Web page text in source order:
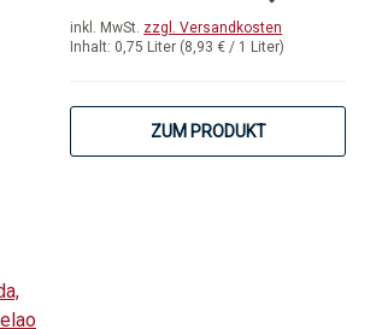
Inhalt: 0,75 Liter (8,93 € / 1 Liter)
inkl. MwSt. zzgl. Versandkosten
ZUM PRODUKT